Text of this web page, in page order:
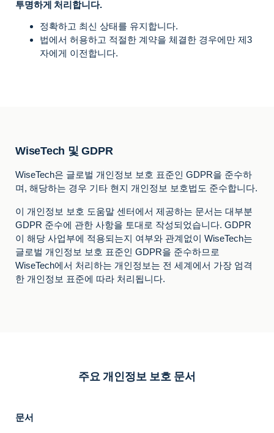
투명하게 처리합니다.
정확하고 최신 상태를 유지합니다.
법에서 허용하고 적절한 계약을 체결한 경우에만 제3
자에게 이전합니다.
WiseTech 및 GDPR
WiseTech은 글로벌 개인정보 보호 표준인 GDPR을 준수하
며, 해당하는 경우 기타 현지 개인정보 보호법도 준수합니다.
이 개인정보 보호 도움말 센터에서 제공하는 문서는 대부분
GDPR 준수에 관한 사항을 토대로 작성되었습니다. GDPR
이 해당 사업부에 적용되는지 여부와 관계없이 WiseTech는
글로벌 개인정보 보호 표준인 GDPR을 준수하므로
WiseTech에서 처리하는 개인정보는 전 세계에서 가장 엄격
한 개인정보 표준에 따라 처리됩니다.
주요 개인정보 보호 문서
문서